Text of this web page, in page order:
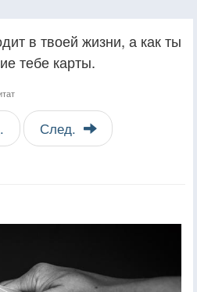
в твоей жизни, а как ты
тебе карты.
След.